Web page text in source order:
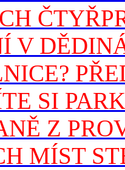
V
SI
Z
MÍST